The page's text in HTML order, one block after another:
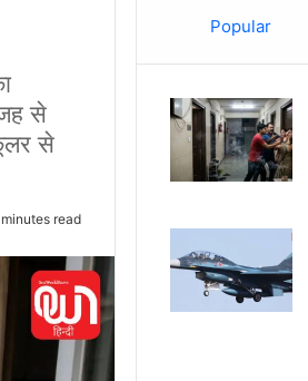
से
से
read
Popular